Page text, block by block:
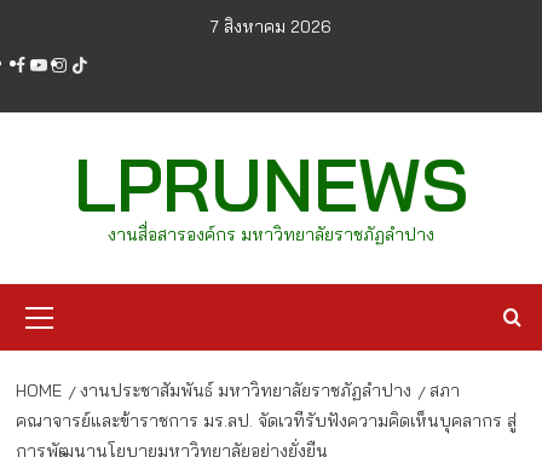
content
7 สิงหาคม 2026
facebook
youtube
instagram
tiktok
LPRUNEWS
งานสื่อสารองค์กร มหาวิทยาลัยราชภัฏลำปาง
Menu
HOME งานประชาสัมพันธ์ มหาวิทยาลัยราชภัฏลำปาง
สภา
คณาจารย์และข้าราชการ มร.ลป. จัดเวทีรับฟังความคิดเห็นบุคลากร สู่
การพัฒนานโยบายมหาวิทยาลัยอย่างยั่งยืน